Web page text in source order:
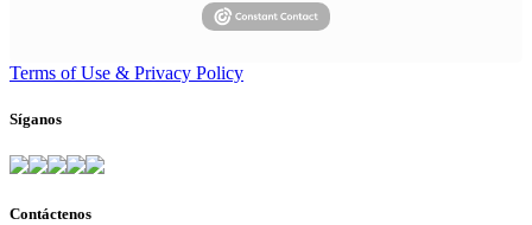
Terms of Use & Privacy Policy
Síganos
Contáctenos